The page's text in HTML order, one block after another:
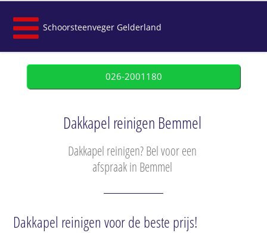
Schoorsteenveger Gelderland
026-2001180
Dakkapel reinigen Bemmel
Dakkapel reinigen? Bel voor een
afspraak in Bemmel
Dakkapel reinigen voor de beste prijs!